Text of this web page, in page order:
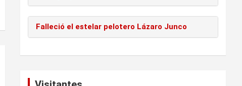
Falleció el estelar pelotero Lázaro Junco